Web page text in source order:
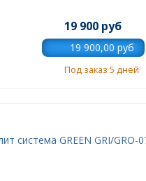
19 900 руб
Под заказ 5 дней
система GREEN GRI/GRO-